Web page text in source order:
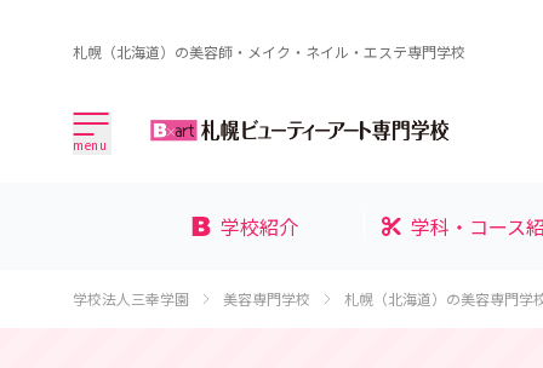
札幌（北海道）の美容師・メイク・ネイル・エステ専門学校
menu
学校紹介 学科・コース
学校法人三幸学園 美容専門学校 札幌（北海道）の美容専門学